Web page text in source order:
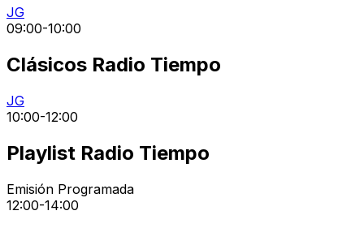
JG
09:00-10:00
Clásicos Radio Tiempo
JG
10:00-12:00
Playlist Radio Tiempo
Emisión Programada
12:00-14:00